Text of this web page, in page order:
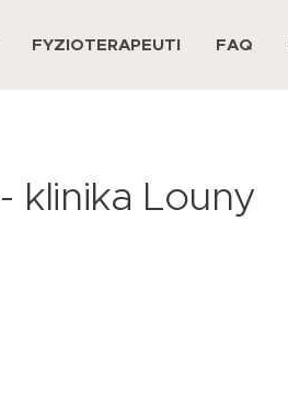
FYZIOTERAPEUTI FAQ
klinika Louny